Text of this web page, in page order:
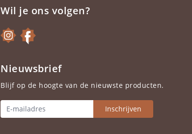
Wil je ons volgen?
Nieuwsbrief
Blijf op de hoogte van de nieuwste producten.
Inschrijven